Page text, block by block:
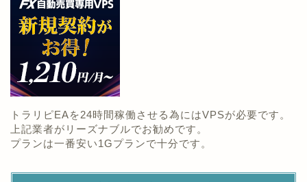
トラリピEAを24時間稼働させる為にはVPSが必要です。
上記業者がリーズナブルでお勧めです。
プランは一番安い1Gプランで十分です。